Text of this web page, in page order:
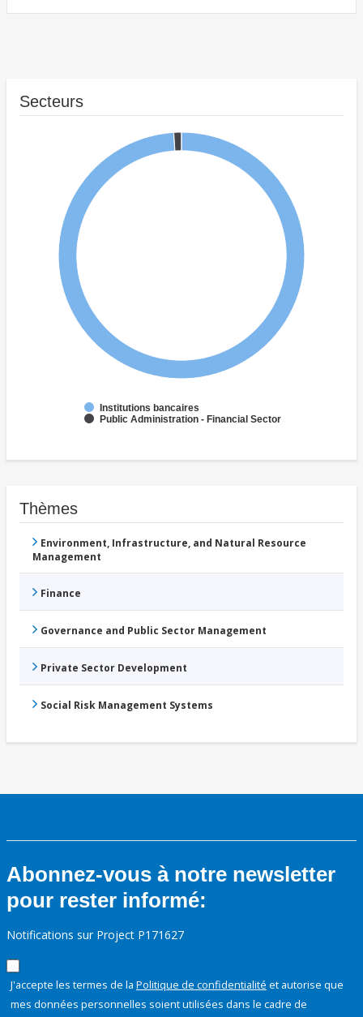
Secteurs
Institutions bancaires
Public Administration - Financial Sector
Thèmes
Environment, Infrastructure, and Natural Resource
Management
Finance
Governance and Public Sector Management
Private Sector Development
Social Risk Management Systems
Abonnez-vous à notre newsletter
pour rester informé:
Notifications sur Project P171627
J'accepte les termes de la Politique de confidentialité et autorise que
mes données personnelles soient utilisées dans le cadre de